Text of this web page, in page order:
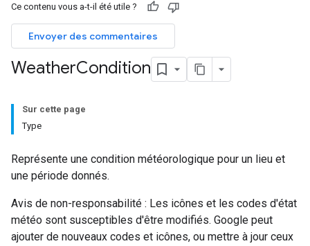
Ce contenu vous a-t-il été utile ?
Envoyer des commentaires
WeatherCondition
Sur cette page
Type
Représente une condition météorologique pour un lieu et
une période donnés.
Avis de non-responsabilité : Les icônes et les codes d'état
météo sont susceptibles d'être modifiés. Google peut
ajouter de nouveaux codes et icônes, ou mettre à jour ceux